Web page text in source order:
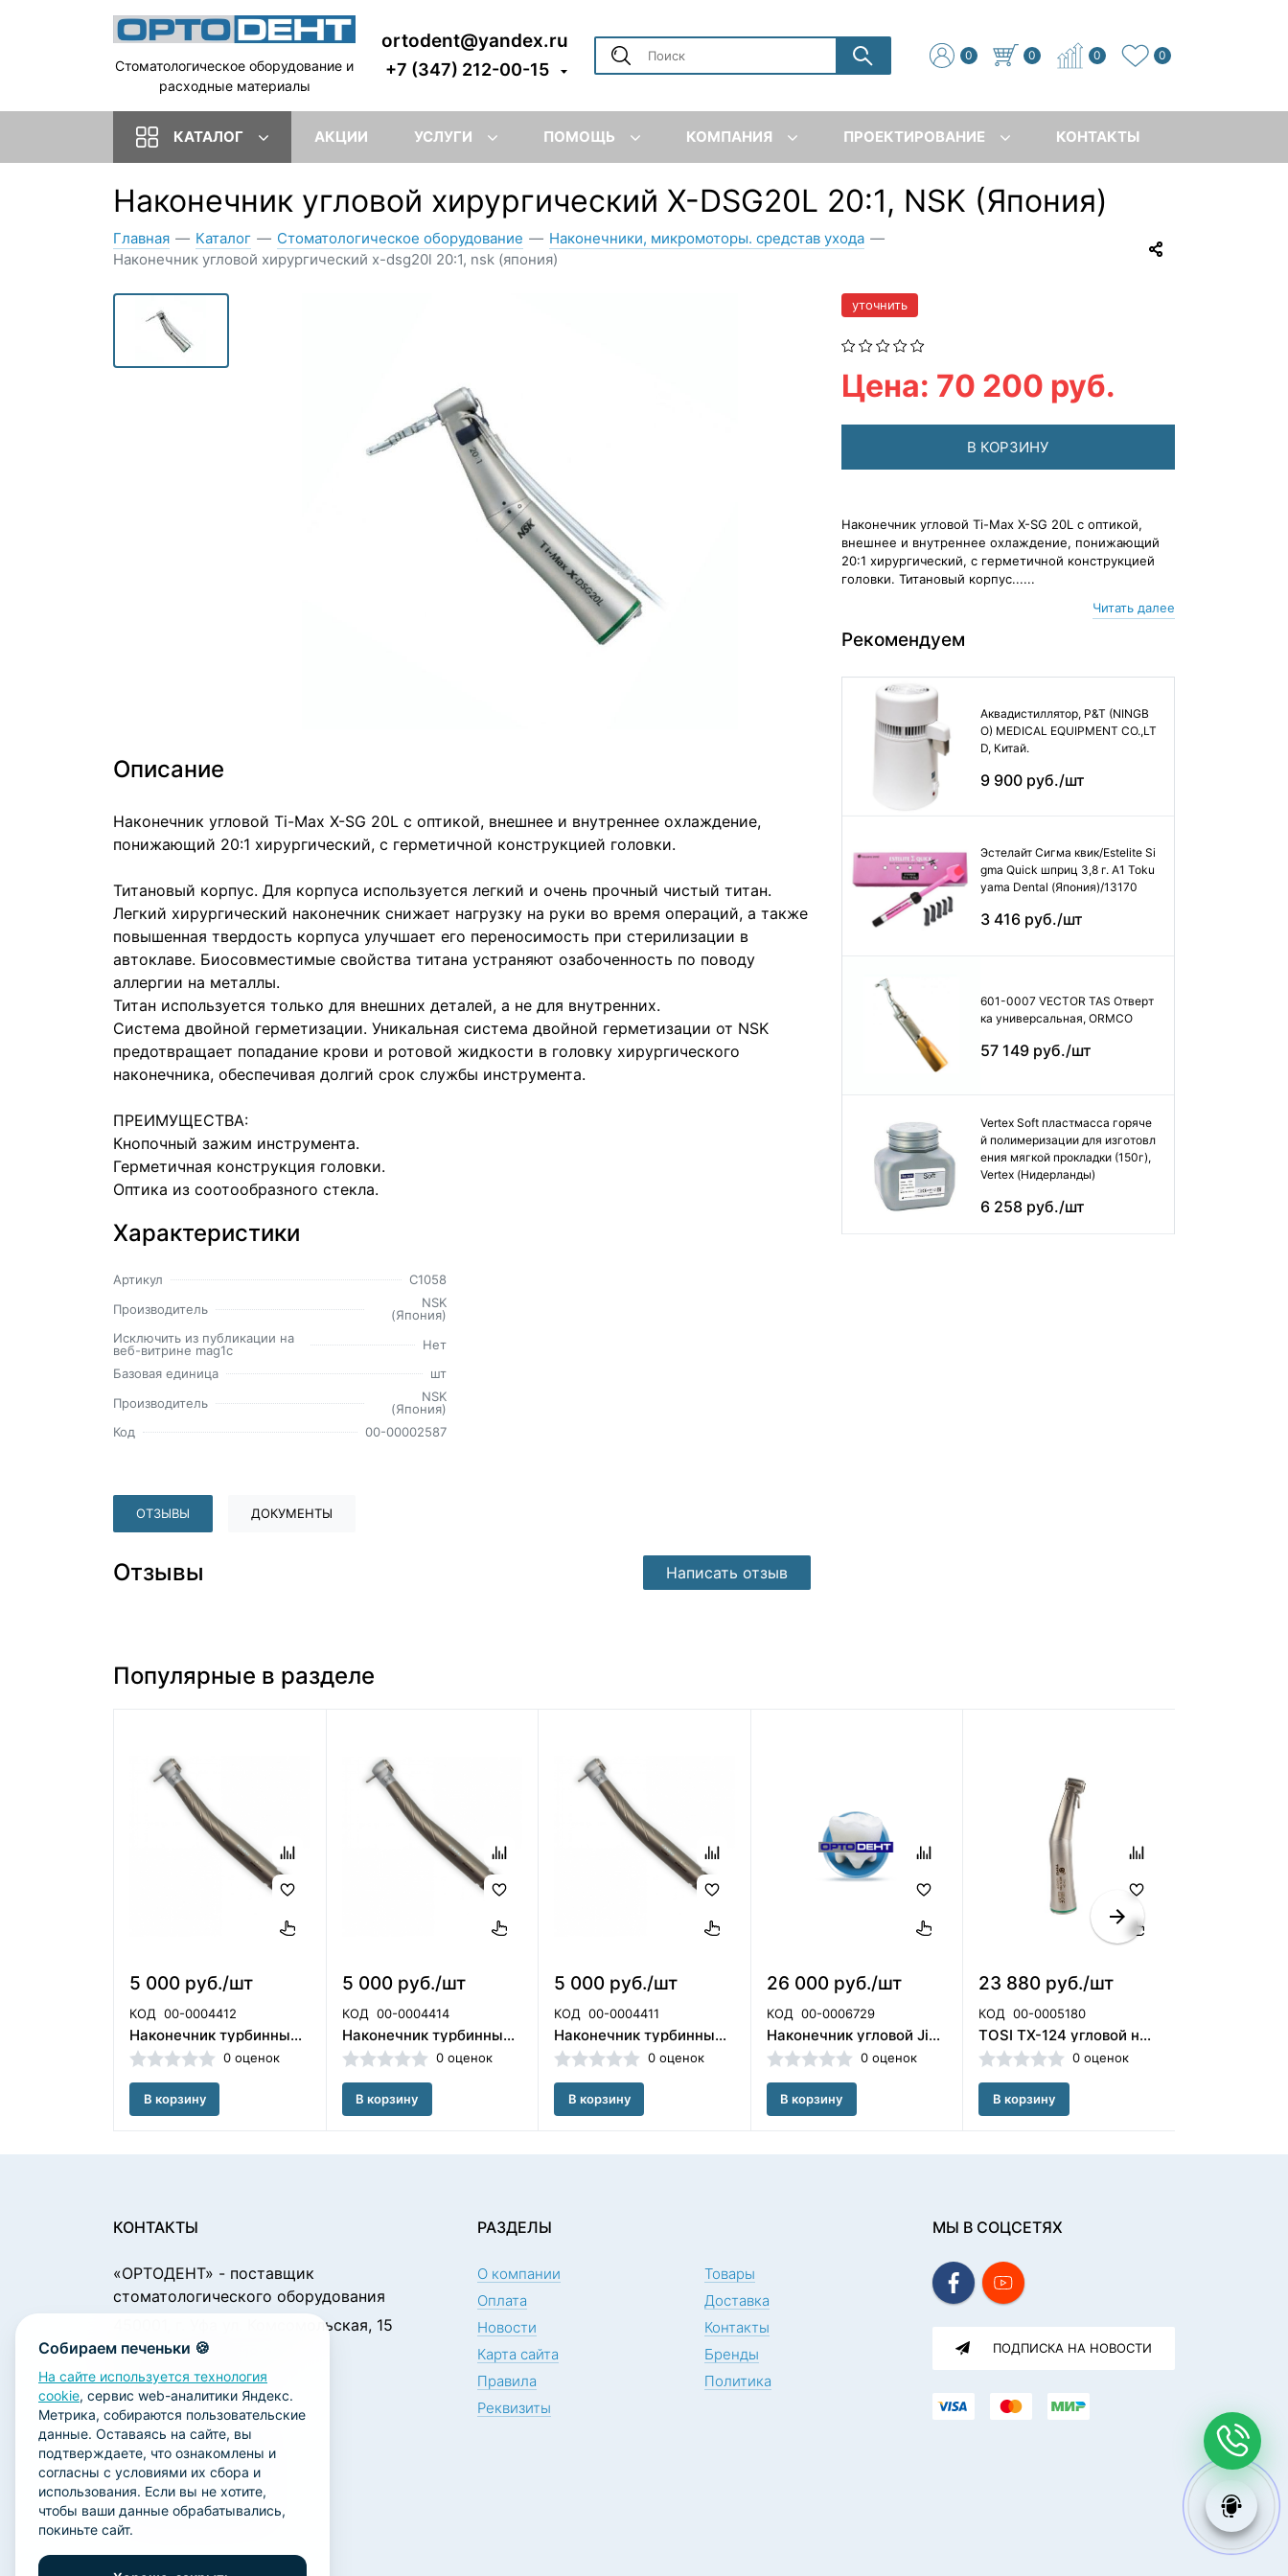
Стоматологическое оборудование и
расходные материалы
ortodent@yandex.ru
+7 (347) 212-00-15
0 0 0 0
КАТАЛОГ АКЦИИ УСЛУГИ ПОМОЩЬ КОМПАНИЯ ПРОЕКТИРОВАНИЕ КОНТАКТЫ
Наконечник угловой хирургический X-DSG20L 20:1, NSK (Япония)
Главная — Каталог — Стоматологическое оборудование — Наконечники, микромоторы. средстав ухода —
Наконечник угловой хирургический x-dsg20l 20:1, nsk (япония)
Описание
Наконечник угловой Ti-Max X-SG 20L с оптикой, внешнее и внутреннее охлаждение,
понижающий 20:1 хирургический, с герметичной конструкцией головки.
Титановый корпус. Для корпуса используется легкий и очень прочный чистый титан.
Легкий хирургический наконечник снижает нагрузку на руки во время операций, а также
повышенная твердость корпуса улучшает его переносимость при стерилизации в
автоклаве. Биосовместимые свойства титана устраняют озабоченность по поводу
аллергии на металлы.
Титан используется только для внешних деталей, а не для внутренних.
Система двойной герметизации. Уникальная система двойной герметизации от NSK
предотвращает попадание крови и ротовой жидкости в головку хирургического
наконечника, обеспечивая долгий срок службы инструмента.
ПРЕИМУЩЕСТВА:
Кнопочный зажим инструмента.
Герметичная конструкция головки.
Оптика из соотообразного стекла.
Характеристики
Артикул
C1058
Производитель
NSK
(Япония)
Исключить из публикации на
веб-витрине mag1c
Нет
Базовая единица
шт
Производитель
NSK
(Япония)
Код
00-00002587
ОТЗЫВЫ ДОКУМЕНТЫ
Отзывы Написать отзыв
уточнить
Цена: 70 200 руб.
В КОРЗИНУ
Наконечник угловой Ti-Max X-SG 20L с оптикой,
внешнее и внутреннее охлаждение, понижающий
20:1 хирургический, с герметичной конструкцией
головки. Титановый корпус......
Читать далее
Рекомендуем
Аквадистиллятор, P&T (NINGB
O) MEDICAL EQUIPMENT CO.,LT
D, Китай.
9 900 руб./шт
Эстелайт Сигма квик/Estelite Si
gma Quick шприц 3,8 г. А1 Toku
yama Dental (Япония)/13170
3 416 руб./шт
601-0007 VECTOR TAS Отверт
ка универсальная, ORMCO
57 149 руб./шт
Vertex Soft пластмасса горяче
й полимеризации для изготовл
ения мягкой прокладки (150г),
Vertex (Нидерланды)
6 258 руб./шт
Популярные в разделе
5 000 руб./шт
КОД 00-0004412
Наконечник турбинный CX308-A ортопедическая головка(40101854)
0 оценок
В корзину
5 000 руб./шт
КОД 00-0004414
Наконечник турбинный CX308-H ортопедическая головка(40101856)
0 оценок
В корзину
5 000 руб./шт
КОД 00-0004411
Наконечник турбинный CX308-A терапевтическая головка (40101853)
0 оценок
В корзину
26 000 руб./шт
КОД 00-0006729
Наконечник угловой Jinme повышающий CA 1:5 classic/1:5 classic L, Jinme
0 оценок
В корзину
23 880 руб./шт
КОД 00-0005180
TOSI ТХ-124 угловой наконечник имплантологический с фиброоптикой, 20:1 Tosi Foshan
0 оценок
В корзину
Собираем печеньки 🍪
На сайте используется технология
cookie, сервис web-аналитики Яндекс.
Метрика, собираются пользовательские
данные. Оставаясь на сайте, вы
подтверждаете, что ознакомлены и
согласны с условиями их сбора и
использования. Если вы не хотите,
чтобы ваши данные обрабатывались,
покиньте сайт.
КОНТАКТЫ
«ОРТОДЕНТ» - поставщик
стоматологического оборудования
450001, г. Уфа ул. Комсомольская, 15
Пн. - Чт.: 09:00 - 18:00
Пт.: 09:00 - 17:00
Сб., Вс.: выходной
ortodent@yandex.ru
+7 (347) 212-00-15
+7 (347) 212-01-15
+7 (347) 223-21-12
РАЗДЕЛЫ
О компании
Товары
Оплата
Доставка
Новости
Контакты
Карта сайта
Бренды
Правила
Политика
Реквизиты
МЫ В СОЦСЕТЯХ
ПОДПИСКА НА НОВОСТИ